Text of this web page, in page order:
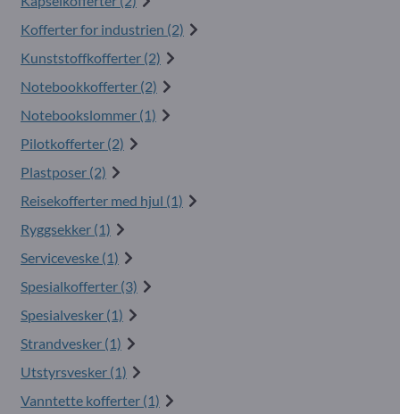
Kofferter for industrien (2)
Kunststoffkofferter (2)
Notebookkofferter (2)
Notebookslommer (1)
Pilotkofferter (2)
Plastposer (2)
Reisekofferter med hjul (1)
Ryggsekker (1)
Serviceveske (1)
Spesialkofferter (3)
Spesialvesker (1)
Strandvesker (1)
Utstyrsvesker (1)
Vanntette kofferter (1)